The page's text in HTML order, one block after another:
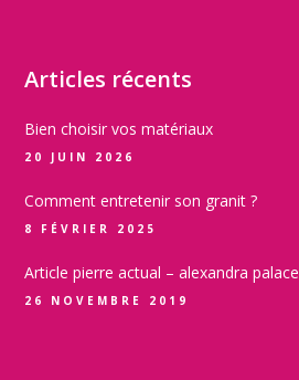
Articles récents
Bien choisir vos matériaux
20 JUIN 2026
Comment entretenir son granit ?
8 FÉVRIER 2025
Article pierre actual – alexandra palace
26 NOVEMBRE 2019